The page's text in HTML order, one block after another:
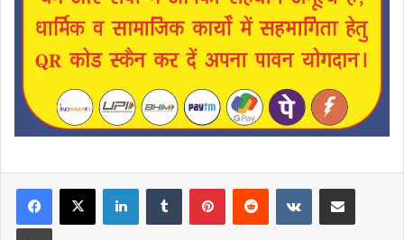
LinkedInTumblr PinterestReddit VKontakteShare via Email
Print